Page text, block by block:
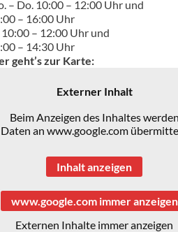
– Do. 10:00 – 12:00 Uhr und
– 16:00 Uhr
10:00 – 12:00 Uhr und
– 14:30 Uhr
geht’s zur Karte:
Externer Inhalt
Beim Anzeigen des Inhaltes werden
Daten an www.google.com
Inhalt anzeigen
www.google.com immer anzeigen
Externen Inhalte immer anzeigen